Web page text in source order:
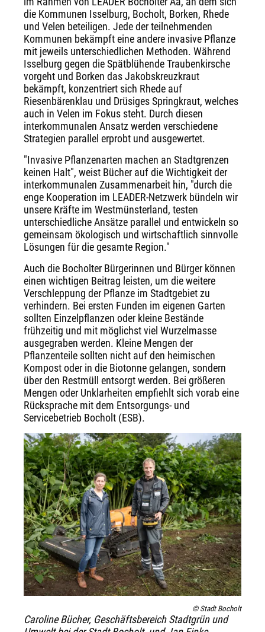
die Kommunen Isselburg, Bocholt, Borken, Rhede
und Velen beteiligen. Jede der teilnehmenden
Kommunen bekämpft eine andere invasive Pflanze
mit jeweils unterschiedlichen Methoden. Während
Isselburg gegen die Spätblühende Traubenkirsche
vorgeht und Borken das Jakobskreuzkraut
bekämpft, konzentriert sich Rhede auf
Riesenbärenklau und Drüsiges Springkraut, welches
auch in Velen im Fokus steht. Durch diesen
interkommunalen Ansatz werden verschiedene
Strategien parallel erprobt und ausgewertet.
"Invasive Pflanzenarten machen an Stadtgrenzen
keinen Halt", weist Bücher auf die Wichtigkeit der
interkommunalen Zusammenarbeit hin, "durch die
enge Kooperation im LEADER-Netzwerk bündeln wir
unsere Kräfte im Westmünsterland, testen
unterschiedliche Ansätze parallel und entwickeln so
gemeinsam ökologisch und wirtschaftlich sinnvolle
Lösungen für die gesamte Region."
Auch die Bocholter Bürgerinnen und Bürger können
einen wichtigen Beitrag leisten, um die weitere
Verschleppung der Pflanze im Stadtgebiet zu
verhindern. Bei ersten Funden im eigenen Garten
sollten Einzelpflanzen oder kleine Bestände
frühzeitig und mit möglichst viel Wurzelmasse
ausgegraben werden. Kleine Mengen der
Pflanzenteile sollten nicht auf den heimischen
Kompost oder in die Biotonne gelangen, sondern
über den Restmüll entsorgt werden. Bei größeren
Mengen oder Unklarheiten empfiehlt sich vorab eine
Rücksprache mit dem Entsorgungs- und
Servicebetrieb Bocholt (ESB).
© Stadt Bocholt
Caroline Bücher, Geschäftsbereich Stadtgrün und